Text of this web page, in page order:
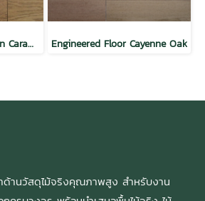
Engineered Floor Turin Caramel Oak Engineered Floor Cayenne Oak
านวัสดุไม้จริงคุณภาพสูง สำหรับงาน